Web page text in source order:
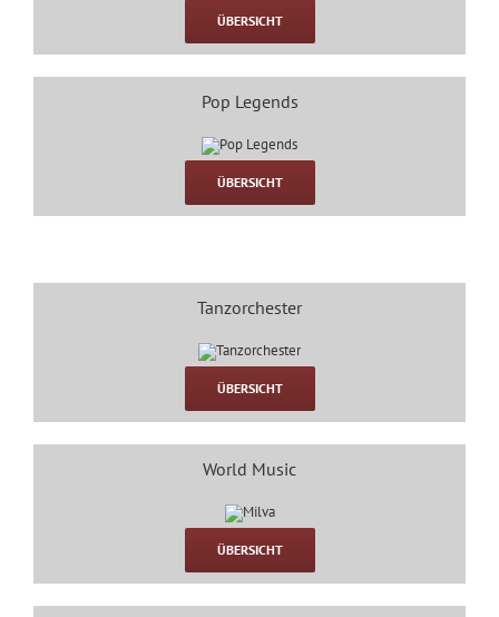
ÜBERSICHT
Pop Legends
ÜBERSICHT
Tanzorchester
ÜBERSICHT
World Music
ÜBERSICHT